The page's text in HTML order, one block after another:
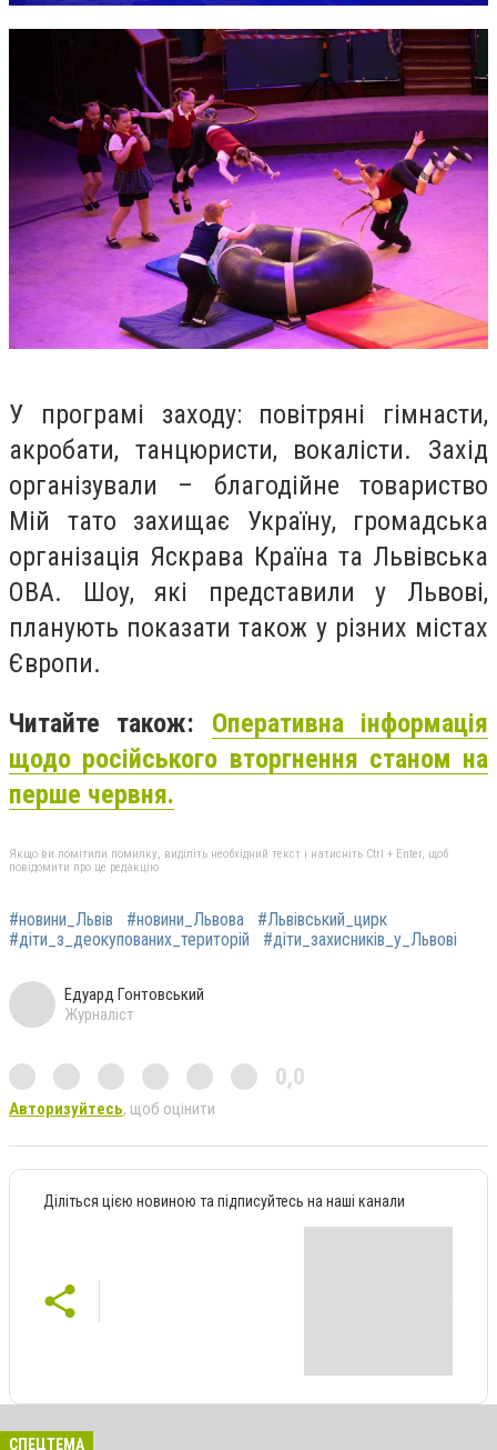
У програмі заходу: повітряні гімнасти,
акробати, танцюристи, вокалісти. Захід
організували – благодійне товариство
Мій тато захищає Україну, громадська
організація Яскрава Країна та Львівська
ОВА. Шоу, які представили у Львові,
планують показати також у різних містах
Європи.
Читайте також: Оперативна інформація
щодо російського вторгнення станом на
перше червня.
Якщо ви помітили помилку, виділіть необхідний текст і натисніть Ctrl + Enter, щоб
повідомити про це редакцію
#новини_Львів #новини_Львова
#Львівський_цирк
#діти_з_деокупованих_територій
#діти_захисників_у_Львові
Едуард Гонтовський
Журналіст
0,0
Авторизуйтесь, щоб оцінити
Діліться цією новиною та підписуйтесь на наші канали
СПЕЦТЕМА